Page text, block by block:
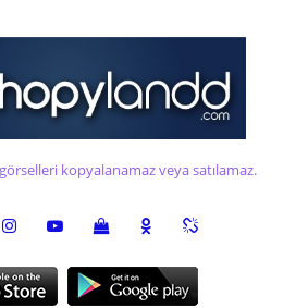
kopyalanamaz veya satılamaz.